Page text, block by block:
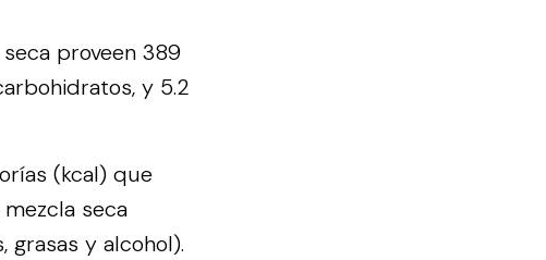
proveen 389
y 5.2
(kcal) que
seca
y alcohol).